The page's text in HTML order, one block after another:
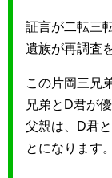
証言が二転三
遺族が再調査
この片岡三兄
兄弟とD君が
父親は、D君
とになります。